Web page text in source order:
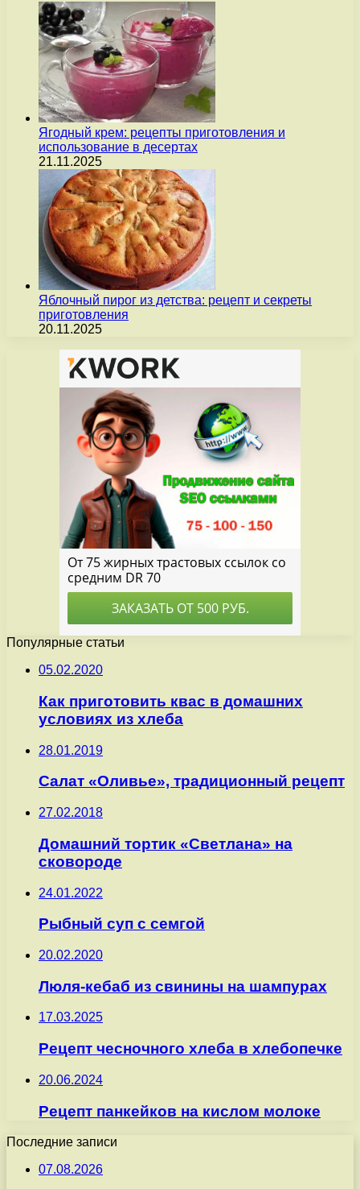
Ягодный крем: рецепты приготовления и
использование в десертах
21.11.2025
Яблочный пирог из детства: рецепт и секреты
приготовления
20.11.2025
Популярные статьи
05.02.2020
Как приготовить квас в домашних
условиях из хлеба
28.01.2019
Салат «Оливье», традиционный рецепт
27.02.2018
Домашний тортик «Светлана» на
сковороде
24.01.2022
Рыбный суп с семгой
20.02.2020
Люля-кебаб из свинины на шампурах
17.03.2025
Рецепт чесночного хлеба в хлебопечке
20.06.2024
Рецепт панкейков на кислом молоке
Последние записи
07.08.2026